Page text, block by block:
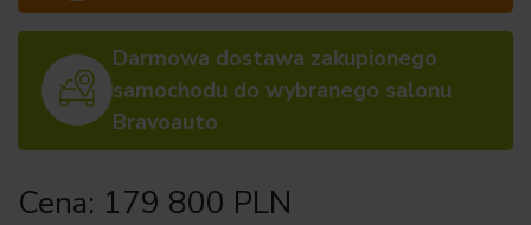
Darmowa dostawa zakupionego
samochodu do wybranego salonu
Bravoauto
Cena: 179 800 PLN